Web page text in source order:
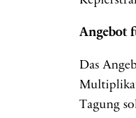
Angebot
Das
Tagung